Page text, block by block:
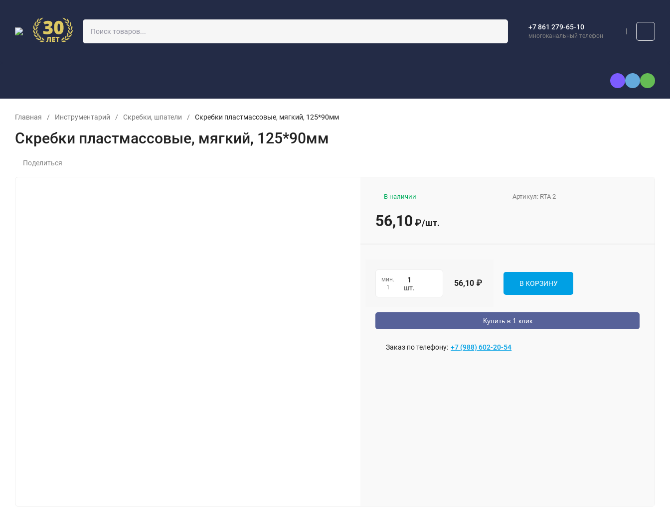
+7 861 279-65-10
многоканальный телефон
Главная / Инструментарий / Скребки, шпатели / Скребки пластмассовые, мягкий, 125*90мм
Скребки пластмассовые, мягкий, 125*90мм
Поделиться
Артикул: RTA 2
В наличии
56,10 ₽/шт.
мин.
1
шт. 56,10 ₽ В КОРЗИНУ
Купить в 1 клик
Заказ по телефону: +7 (988) 602-20-54